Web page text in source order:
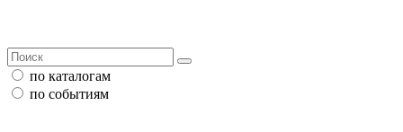
по каталогам
по событиям